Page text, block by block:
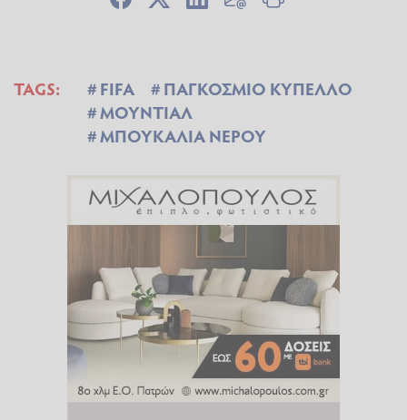
TAGS: FIFA
ΠΑΓΚΟΣΜΙΟ ΚΥΠΕΛΛΟ
ΜΟΥΝΤΙΑΛ
ΜΠΟΥΚΑΛΙΑ ΝΕΡΟΥ